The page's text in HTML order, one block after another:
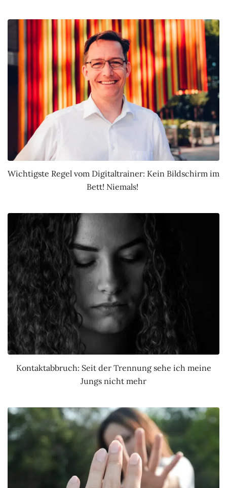
Wichtigste Regel vom Digitaltrainer: Kein Bildschirm im
Bett! Niemals!
Kontaktabbruch: Seit der Trennung sehe ich meine
Jungs nicht mehr